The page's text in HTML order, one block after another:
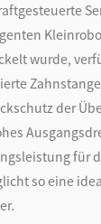
wurde,
der
für
so eine